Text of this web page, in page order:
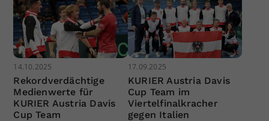
14.10.2025
Rekordverdächtige
Medienwerte für
KURIER Austria Davis
Cup Team
17.09.2025
KURIER Austria Davis
Cup Team im
Viertelfinalkracher
gegen Italien